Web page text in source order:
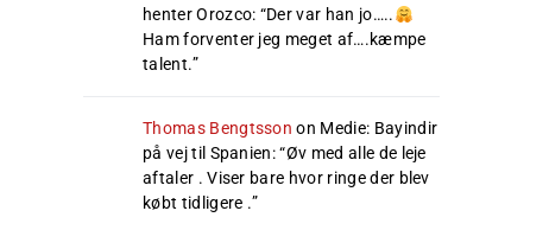
henter Orozco: “Der var han jo…..
Ham forventer jeg meget af….kæmpe
talent.”
Thomas Bengtsson on Medie: Bayindir
på vej til Spanien: “Øv med alle de leje
aftaler . Viser bare hvor ringe der blev
købt tidligere .”